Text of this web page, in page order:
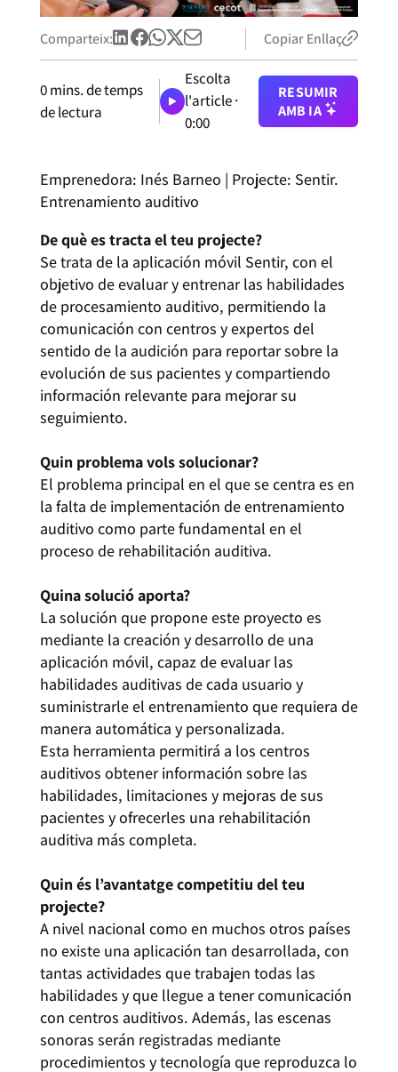
Comparteix: Copiar Enllaç
0mins. de temps
de lectura
Escolta
l'article ·
0:00
RESUMIR
AMB IA
Emprenedora: Inés Barneo | Projecte: Sentir.
Entrenamiento auditivo
De què es tracta el teu projecte?
Se trata de la aplicación móvil Sentir, con el
objetivo de evaluar y entrenar las habilidades
de procesamiento auditivo, permitiendo la
comunicación con centros y expertos del
sentido de la audición para reportar sobre la
evolución de sus pacientes y compartiendo
información relevante para mejorar su
seguimiento.
Quin problema vols solucionar?
El problema principal en el que se centra es en
la falta de implementación de entrenamiento
auditivo como parte fundamental en el
proceso de rehabilitación auditiva.
Quina solució aporta?
La solución que propone este proyecto es
mediante la creación y desarrollo de una
aplicación móvil, capaz de evaluar las
habilidades auditivas de cada usuario y
suministrarle el entrenamiento que requiera de
manera automática y personalizada.
Esta herramienta permitirá a los centros
auditivos obtener información sobre las
habilidades, limitaciones y mejoras de sus
pacientes y ofrecerles una rehabilitación
auditiva más completa.
Quin és l’avantatge competitiu del teu
projecte?
A nivel nacional como en muchos otros países
no existe una aplicación tan desarrollada, con
tantas actividades que trabajen todas las
habilidades y que llegue a tener comunicación
con centros auditivos. Además, las escenas
sonoras serán registradas mediante
procedimientos y tecnología que reproduzca lo